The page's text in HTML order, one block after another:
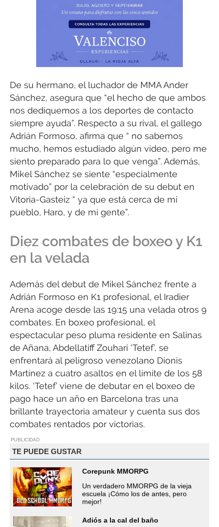
De su hermano, el luchador de MMA Ander
Sánchez, asegura que “el hecho de que ambos
nos dediquemos a los deportes de contacto
siempre ayuda”. Respecto a su rival, el gallego
Adrián Formoso, afirma que “ no sabemos
mucho, hemos estudiado algún video, pero me
siento preparado para lo que venga”. Además,
Mikel Sánchez se siente “especialmente
motivado” por la celebración de su debut en
Vitoria-Gasteiz “ ya que está cerca de mi
pueblo, Haro, y de mi gente”.
Diez combates de boxeo y K1
en la velada
Además del debut de Mikel Sánchez frente a
Adrián Formoso en K1 profesional, el Iradier
Arena acoge desde las 19:15 una velada otros 9
combates. En boxeo profesional, el
espectacular peso pluma residente en Salinas
de Añana, Abdellatiff Zouhari ‘Tetef’, se
enfrentará al peligroso venezolano Dionis
Martínez a cuatro asaltos en el límite de los 58
kilos. ‘Tetef’ viene de debutar en el boxeo de
pago hace un año en Barcelona tras una
brillante trayectoria amateur y cuenta sus dos
combates rentados por victorias.
PUBLICIDAD
TE PUEDE GUSTAR
Corepunk MMORPG
Un verdadero MMORPG de la vieja
escuela ¡Cómo los de antes, pero
mejor!
Adiós a la cal del baño